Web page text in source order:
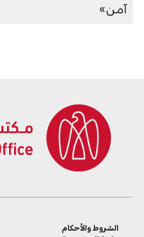
آمن»
الشروط والأحكام